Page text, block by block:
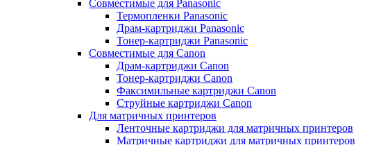
Совместимые для Panasonic
Термопленки Panasonic
Драм-картриджи Panasonic
Тонер-картриджи Panasonic
Совместимые для Canon
Драм-картриджи Canon
Тонер-картриджи Canon
Факсимильные картриджи Canon
Струйные картриджи Canon
Для матричных принтеров
Ленточные картриджи для матричных принтеров
Матричные картриджи для матричных принтеров